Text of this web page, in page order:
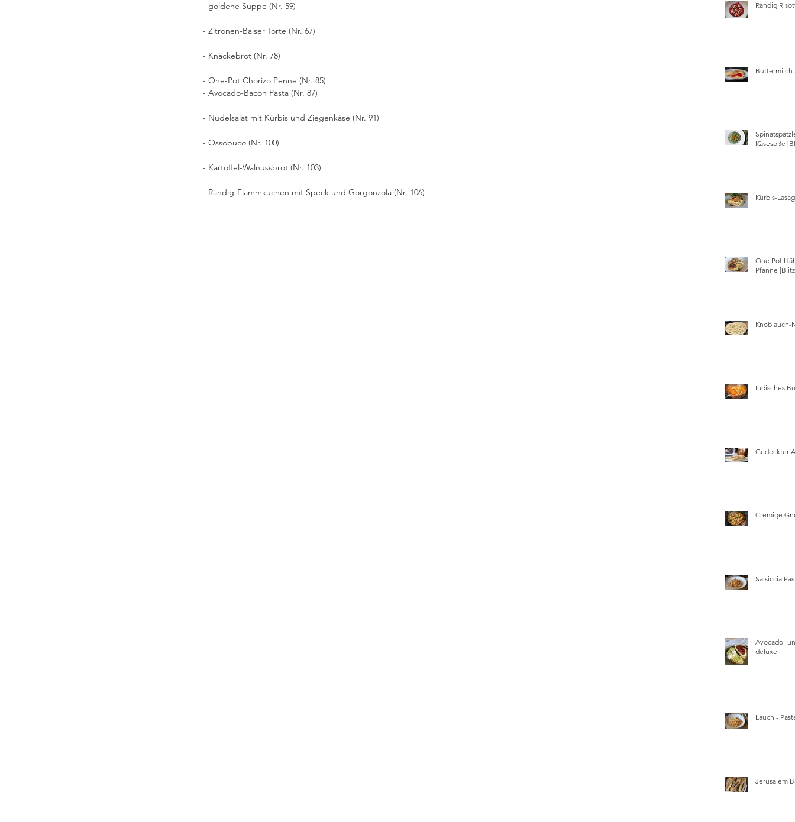
- goldene Suppe (Nr. 59)
- Zitronen-Baiser Torte (Nr. 67)
- Knäckebrot (Nr. 78)
- One-Pot Chorizo Penne (Nr. 85)
- Avocado-Bacon Pasta (Nr. 87)
- Nudelsalat mit Kürbis und Ziegenkäse (Nr. 91)
- Ossobuco (Nr. 100)
- Kartoffel-Walnussbrot (Nr. 103)
- Randig-Flammkuchen mit Speck und Gorgonzola (Nr. 106)
Randig
Buttermilch
Käsesoße
Kürbis-
One Pot
Pfanne
Knoblauch-
Indisches
Gedeckter
Cremige
Salsiccia
Avocado-
deluxe
Lauch -
Jerusalem